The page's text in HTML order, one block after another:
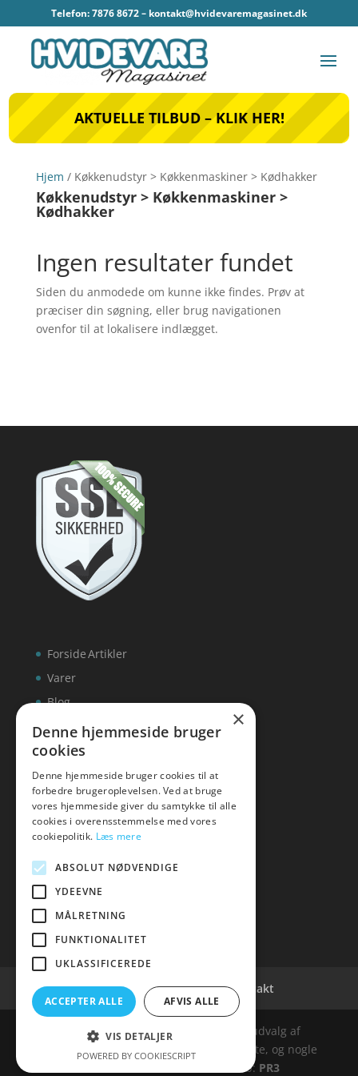
Telefon: 7876 8672 – kontakt@hvidevaremagasinet.dk
AKTUELLE TILBUD – KLIK HER!
Hjem / Køkkenudstyr > Køkkenmaskiner > Kødhakker
Køkkenudstyr > Køkkenmaskiner >
Kødhakker
Ingen resultater fundet
Siden du anmodede om kunne ikke findes. Prøv at
præciser din søgning, eller brug navigationen
ovenfor til at lokalisere indlægget.
Forside
Varer
Blog
Kontakt
Artikler
hvidevaremagasinet
Tlf: 7876 8672
Mail:
Cookie- og privatlivspolitik Kontakt
Denne hjemmeside samler et bredt udvalg af
spændende varer. Siden er et affiiliatesite, og nogle
links kan være affiliatelinks. Web: PR3
×
Denne hjemmeside bruger
cookies
Denne hjemmeside bruger cookies til at
forbedre brugeroplevelsen. Ved at bruge
vores hjemmeside giver du samtykke til alle
cookies i overensstemmelse med vores
cookiepolitik. Læs mere
ABSOLUT NØDVENDIGE
YDEEVNE
MÅLRETNING
FUNKTIONALITET
UKLASSIFICEREDE
ACCEPTER ALLE AFVIS ALLE
VIS DETALJER
POWERED BY COOKIESCRIPT